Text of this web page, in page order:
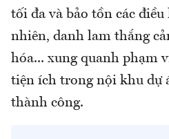
tối đa và bảo tồn các
nhiên, danh lam thắng
hóa... xung quanh phạm
tiện ích trong nội khu dự
thành công.